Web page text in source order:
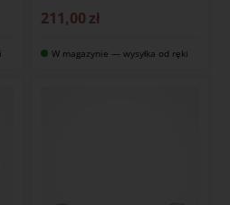
211,00 zł
W magazynie — wysyłka od ręki